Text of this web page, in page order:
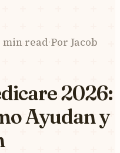
min read·Por Jacob
2026:
Ayudan y